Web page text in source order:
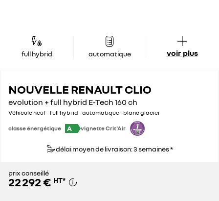
full hybrid automatique voir plus
NOUVELLE RENAULT CLIO
evolution + full hybrid E-Tech 160 ch
Véhicule neuf - full hybrid - automatique - blanc glacier
classe énergétique A vignette Crit'Air
délai moyen de livraison: 3 semaines *
prix conseillé
22 292 € HT*